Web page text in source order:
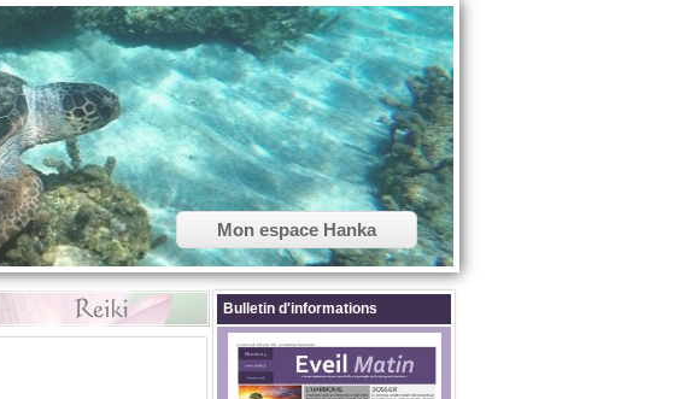
Mon espace Hanka
Bulletin d'informations